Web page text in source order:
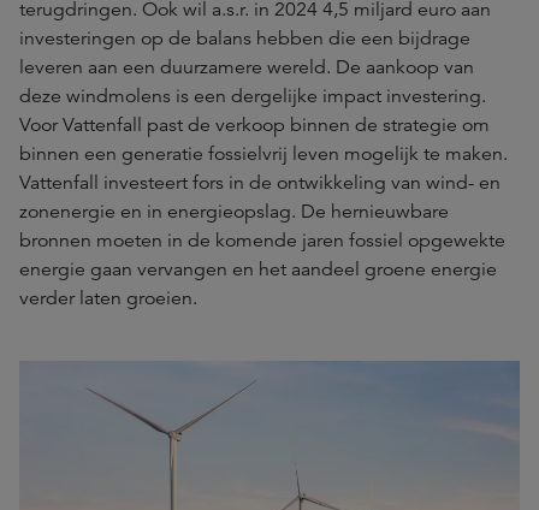
terugdringen. Ook wil a.s.r. in 2024 4,5 miljard euro aan
investeringen op de balans hebben die een bijdrage
leveren aan een duurzamere wereld. De aankoop van
deze windmolens is een dergelijke impact investering.
Voor Vattenfall past de verkoop binnen de strategie om
binnen een generatie fossielvrij leven mogelijk te maken.
Vattenfall investeert fors in de ontwikkeling van wind- en
zonenergie en in energieopslag. De hernieuwbare
bronnen moeten in de komende jaren fossiel opgewekte
energie gaan vervangen en het aandeel groene energie
verder laten groeien.